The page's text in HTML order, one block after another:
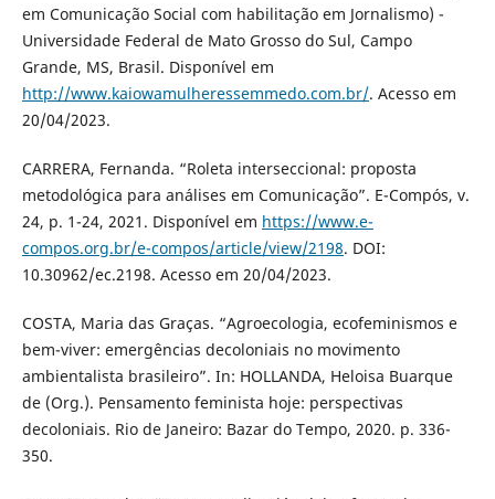
em Comunicação Social com habilitação em Jornalismo) -
Universidade Federal de Mato Grosso do Sul, Campo
Grande, MS, Brasil. Disponível em
http://www.kaiowamulheressemmedo.com.br/. Acesso em
20/04/2023.
CARRERA, Fernanda. “Roleta interseccional: proposta
metodológica para análises em Comunicação”. E-Compós, v.
24, p. 1-24, 2021. Disponível em https://www.e-
compos.org.br/e-compos/article/view/2198. DOI:
10.30962/ec.2198. Acesso em 20/04/2023.
COSTA, Maria das Graças. “Agroecologia, ecofeminismos e
bem-viver: emergências decoloniais no movimento
ambientalista brasileiro”. In: HOLLANDA, Heloisa Buarque
de (Org.). Pensamento feminista hoje: perspectivas
decoloniais. Rio de Janeiro: Bazar do Tempo, 2020. p. 336-
350.